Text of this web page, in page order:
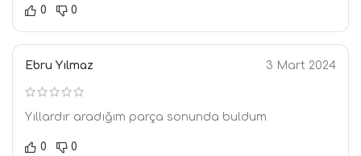
0 0
Ebru Yılmaz 3 Mart 2024
Yıllardır aradığım parça sonunda buldum
0 0